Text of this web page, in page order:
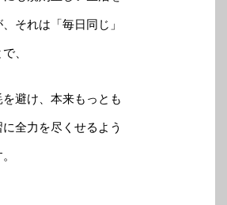
それは「毎日同じ」
、
避け、本来もっとも
全力を尽くせるよう